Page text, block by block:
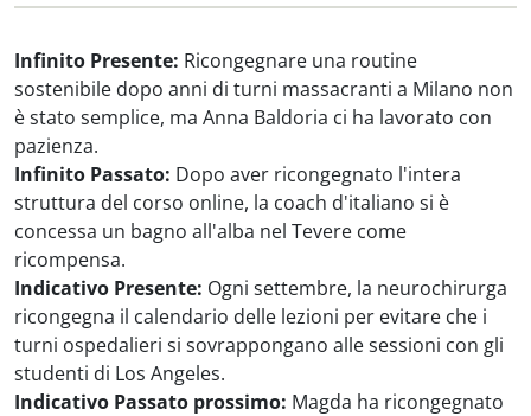
Infinito Presente: Ricongegnare una routine
sostenibile dopo anni di turni massacranti a Milano non
è stato semplice, ma Anna Baldoria ci ha lavorato con
pazienza.
Infinito Passato: Dopo aver ricongegnato l'intera
struttura del corso online, la coach d'italiano si è
concessa un bagno all'alba nel Tevere come
ricompensa.
Indicativo Presente: Ogni settembre, la neurochirurga
ricongegna il calendario delle lezioni per evitare che i
turni ospedalieri si sovrappongano alle sessioni con gli
studenti di Los Angeles.
Indicativo Passato prossimo: Magda ha ricongegnato